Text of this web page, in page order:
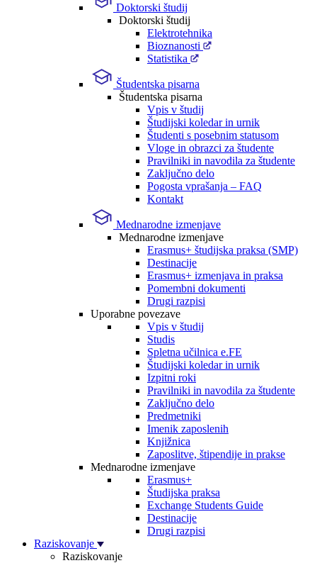
Doktorski študij
Doktorski študij
Elektrotehnika
Bioznanosti
Statistika
Študentska pisarna
Študentska pisarna
Vpis v študij
Študijski koledar in urnik
Študenti s posebnim statusom
Vloge in obrazci za študente
Pravilniki in navodila za študente
Zaključno delo
Pogosta vprašanja – FAQ
Kontakt
Mednarodne izmenjave
Mednarodne izmenjave
Erasmus+ študijska praksa (SMP)
Destinacije
Erasmus+ izmenjava in praksa
Pomembni dokumenti
Drugi razpisi
Uporabne povezave
Vpis v študij
Studis
Spletna učilnica e.FE
Študijski koledar in urnik
Izpitni roki
Pravilniki in navodila za študente
Zaključno delo
Predmetniki
Imenik zaposlenih
Knjižnica
Zaposlitve, štipendije in prakse
Mednarodne izmenjave
Erasmus+
Študijska praksa
Exchange Students Guide
Destinacije
Drugi razpisi
Raziskovanje
Raziskovanje